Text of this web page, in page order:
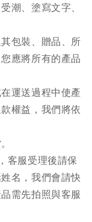
潮、塗寫文字、
包裝、贈品、所
應將所有的產品
運送過程中使產
權益，我們將依
。
客服受理後請保
名，我們會請快
需先拍照與客服